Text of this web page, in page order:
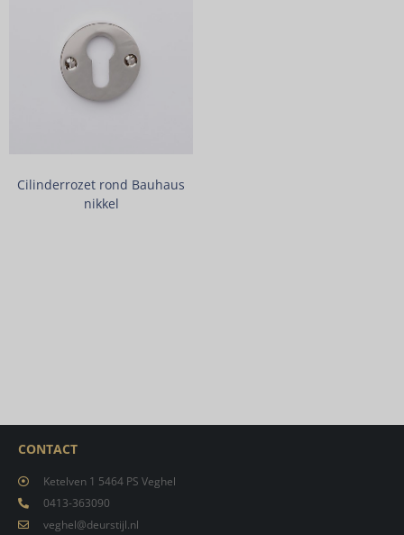
Cilinderrozet rond Bauhaus
nikkel
CONTACT
Ketelven 1 5464 PS Veghel
0413-363090
veghel@deurstijl.nl